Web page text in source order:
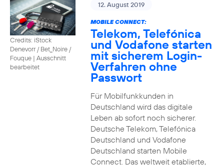
Credits: iStock
Denevorr / Bet_Noire /
Fouque | Ausschnitt
bearbeitet
12. August 2019
MOBILE CONNECT:
Telekom, Telefónica
und Vodafone starten
mit sicherem Login-
Verfahren ohne
Passwort
Für Mobilfunkkunden in
Deutschland wird das digitale
Leben ab sofort noch sicherer.
Deutsche Telekom, Telefónica
Deutschland und Vodafone
Deutschland starten Mobile
Connect. Das weltweit etablierte,